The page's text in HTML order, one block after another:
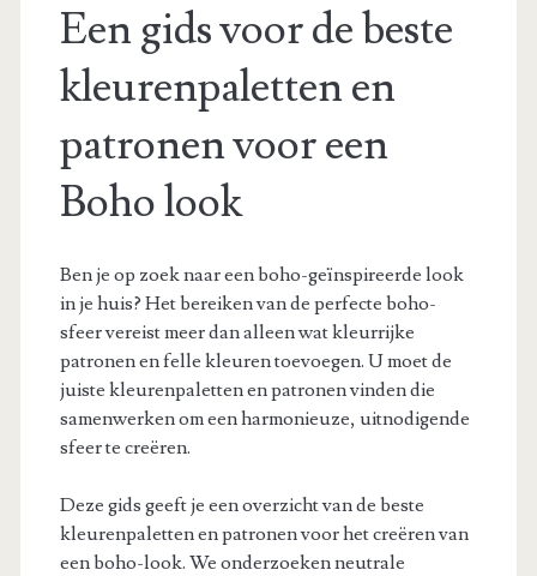
Een gids voor de beste
kleurenpaletten en
patronen voor een
Boho look
Ben je op zoek naar een boho-geïnspireerde look
in je huis? Het bereiken van de perfecte boho-
sfeer vereist meer dan alleen wat kleurrijke
patronen en felle kleuren toevoegen. U moet de
juiste kleurenpaletten en patronen vinden die
samenwerken om een harmonieuze, uitnodigende
sfeer te creëren.
Deze gids geeft je een overzicht van de beste
kleurenpaletten en patronen voor het creëren van
een boho-look. We onderzoeken neutrale